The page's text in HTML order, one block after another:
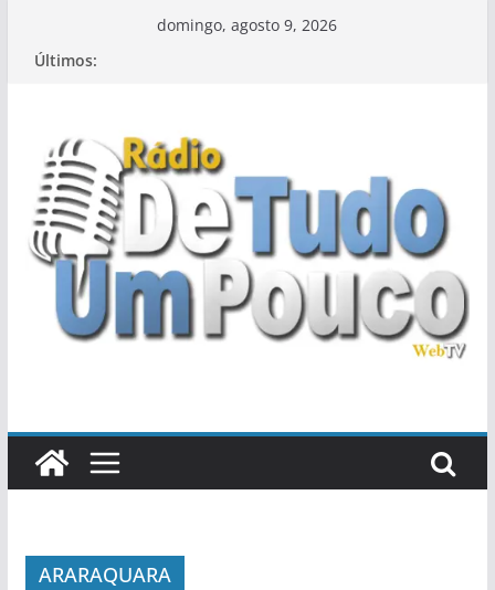
domingo, agosto 9, 2026
Últimos:
ARARAQUARA